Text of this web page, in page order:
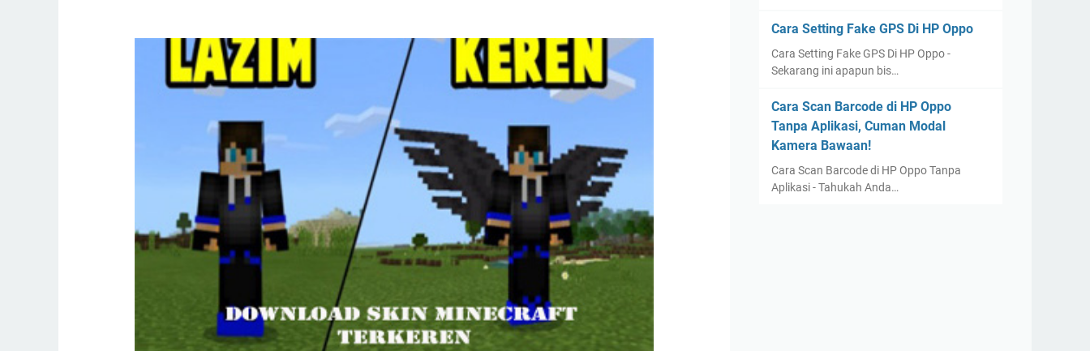
Cara Setting Fake GPS Di HP Oppo
Cara Setting Fake GPS Di HP Oppo -
Sekarang ini apapun bis…
Cara Scan Barcode di HP Oppo
Tanpa Aplikasi, Cuman Modal
Kamera Bawaan!
Cara Scan Barcode di HP Oppo Tanpa
Aplikasi - Tahukah Anda…